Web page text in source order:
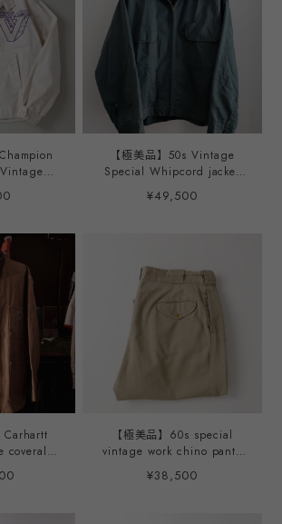
jacket
in USA
ナーズタ
ンテージ
ジャケッ
ミント
ン
【極美品】50s Vintage
Special Whipcord jacket
swing top blouson made in
USA about Size46 fade
コード ジャケット USA製
サイズ46 実寸XL程度 フェ
ード カーキ ミントコンディ
ション
¥49,500
Carhartt
coverall
size
wash
【極美品】60s special
vintage work chino pants
trousers beige Made in
USA W37 CONMAR ZIPPER
¥38,500